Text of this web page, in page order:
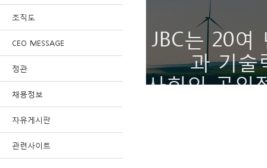
조직도
CEO MESSAGE
정관
채용정보
자유게시판
관련사이트
JBC는 20
과 기술
사회의 공익